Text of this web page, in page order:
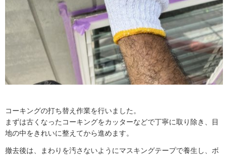
コーキングの打ち替え作業を行いました。
まずは古くなったコーキングをカッターなどで丁寧に取り除き、目
地の中をきれいに整えてから進めます。
撤去後は、まわりを汚さないようにマスキングテープで養生し、ボ